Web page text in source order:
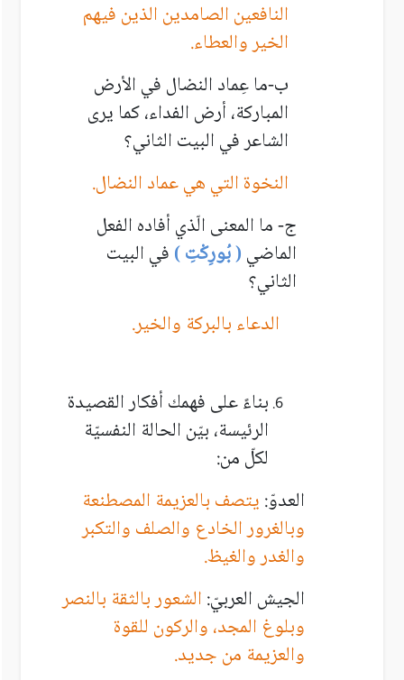
النافعين الصامدين الذين فيهم
الخير والعطاء.
ب-ما عِماد النضال في الأرض
المباركة، أرض الفداء، كما يرى
الشاعر في البيت الثاني؟
النخوة التي هي عماد النضال.
ج- ما المعنى الّذي أفاده الفعل
الماضي( بُورِكْتِ )في البيت
الثاني؟
الدعاء بالبركة والخير.
بناءً على فهمك أفكار القصيدة
الرئيسة، بيّن الحالة النفسيّة
لكلّ من:
العدوّ:يتصف بالعزيمة المصطنعة
وبالغرور الخادع والصلف والتكبر
والغدر والغيظ.
الجيش العربيّ:الشعور بالثقة بالنصر
وبلوغ المجد، والركون للقوة
والعزيمة من جديد.